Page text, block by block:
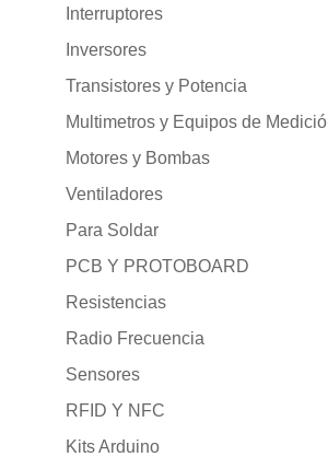
Interruptores
Inversores
Transistores y Potencia
Multimetros y Equipos de
Motores y Bombas
Ventiladores
Para Soldar
PCB Y PROTOBOARD
Resistencias
Radio Frecuencia
Sensores
RFID Y NFC
Kits Arduino